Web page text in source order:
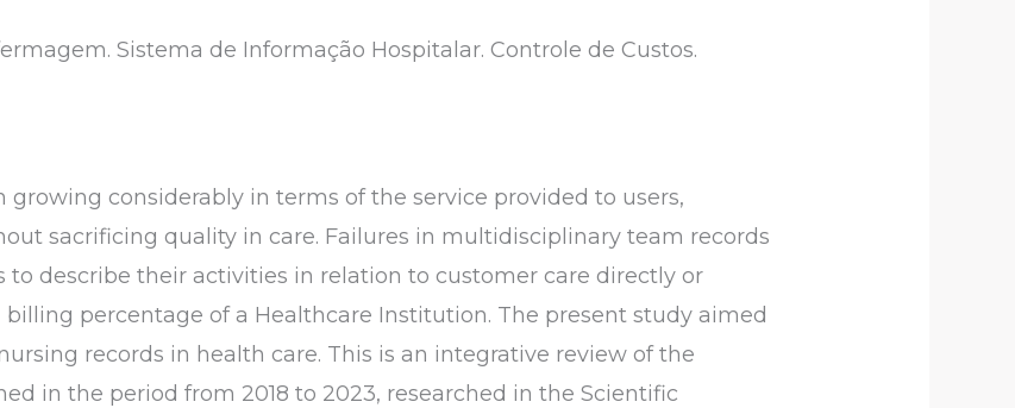
Sistema de Informação Hospitalar. Controle de Custos.
considerably in terms of the service provided to users,
sacrificing quality in care. Failures in multidisciplinary team records
to describe their activities in relation to customer care directly or
percentage of a Healthcare Institution. The present study aimed
records in health care. This is an integrative review of the
in the period from 2018 to 2023, researched in the Scientific